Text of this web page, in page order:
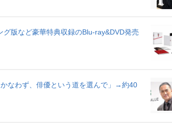
版など豪華特典収録のBlu-ray&DVD発売
なわず、俳優という道を選んで」→約40